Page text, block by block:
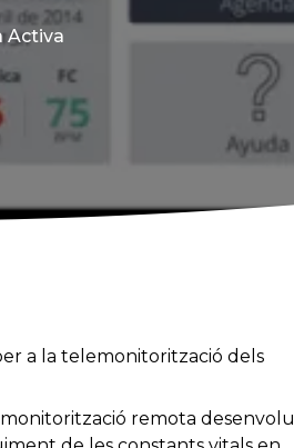
Activa
a la telemonitorització dels
remota